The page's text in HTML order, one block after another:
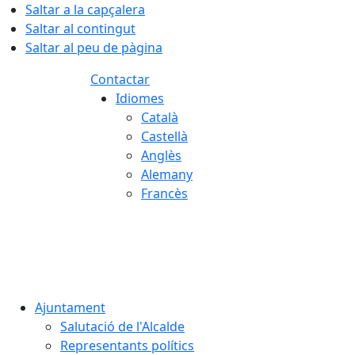
Saltar a la capçalera
Saltar al contingut
Saltar al peu de pàgina
Contactar
Idiomes
Català
Castellà
Anglès
Alemany
Francès
Ajuntament
Salutació de l'Alcalde
Representants polítics